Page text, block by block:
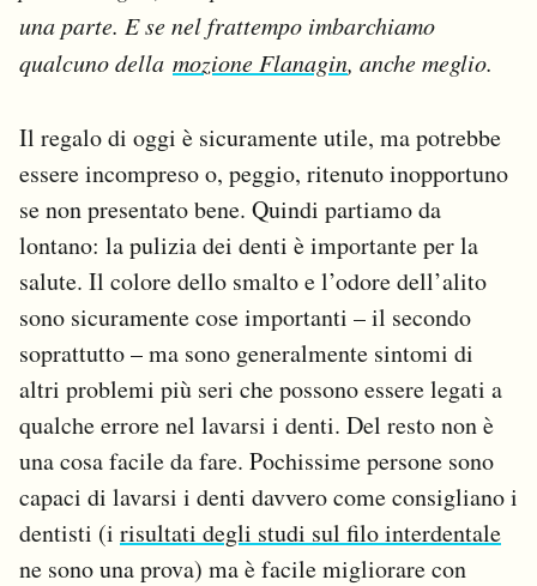
una parte. E se nel frattempo imbarchiamo
qualcuno della mozione Flanagin, anche meglio.
Il regalo di oggi è sicuramente utile, ma potrebbe
essere incompreso o, peggio, ritenuto inopportuno
se non presentato bene. Quindi partiamo da
lontano: la pulizia dei denti è importante per la
salute. Il colore dello smalto e l’odore dell’alito
sono sicuramente cose importanti – il secondo
soprattutto – ma sono generalmente sintomi di
altri problemi più seri che possono essere legati a
qualche errore nel lavarsi i denti. Del resto non è
una cosa facile da fare. Pochissime persone sono
capaci di lavarsi i denti davvero come consigliano i
dentisti (i risultati degli studi sul filo interdentale
ne sono una prova) ma è facile migliorare con